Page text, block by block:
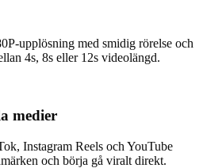
upplösning med smidig rörelse och
4s, 8s eller 12s videolängd.
medier
Instagram Reels och YouTube
och börja gå viralt direkt.